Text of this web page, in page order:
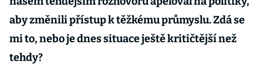
aby změnili přístup k těžkému průmyslu. Zdá se
mi to, nebo je dnes situace ještě kritičtější než
tehdy?